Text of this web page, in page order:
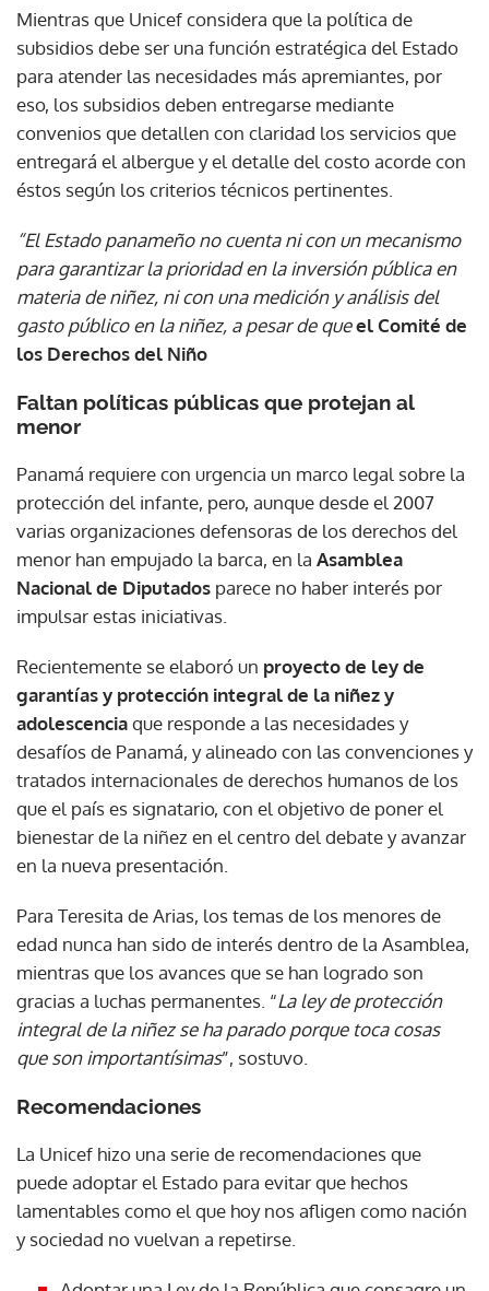
Gracias por suscribirte a nuestro boletín.
Mientras que Unicef considera que la política de
subsidios debe ser una función estratégica del Estado
para atender las necesidades más apremiantes, por
eso, los subsidios deben entregarse mediante
convenios que detallen con claridad los servicios que
entregará el albergue y el detalle del costo acorde con
éstos según los criterios técnicos pertinentes.
“El Estado panameño no cuenta ni con un mecanismo
para garantizar la prioridad en la inversión pública en
materia de niñez, ni con una medición y análisis del
gasto público en la niñez, a pesar de queel Comité de
los Derechos del Niño
Faltan políticas públicas que protejan al
menor
Panamá requiere con urgencia un marco legal sobre la
protección del infante, pero, aunque desde el 2007
varias organizaciones defensoras de los derechos del
menor han empujado la barca, en la Asamblea
Nacional de Diputados parece no haber interés por
impulsar estas iniciativas.
Recientemente se elaboró un proyecto de ley de
garantías y protección integral de la niñez y
adolescenciaque responde a las necesidades y
desafíos de Panamá, y alineado con las convenciones y
tratados internacionales de derechos humanos de los
que el país es signatario, con el objetivo de poner el
bienestar de la niñez en el centro del debate y avanzar
en la nueva presentación.
Para Teresita de Arias, los temas de los menores de
edad nunca han sido de interés dentro de la Asamblea,
mientras que los avances que se han logrado son
gracias a luchas permanentes. “La ley de protección
integral de la niñez se ha parado porque toca cosas
que son importantísimas”, sostuvo.
Recomendaciones
La Unicef hizo una serie de recomendaciones que
puede adoptar el Estado para evitar que hechos
lamentables como el que hoy nos afligen como nación
y sociedad no vuelvan a repetirse.